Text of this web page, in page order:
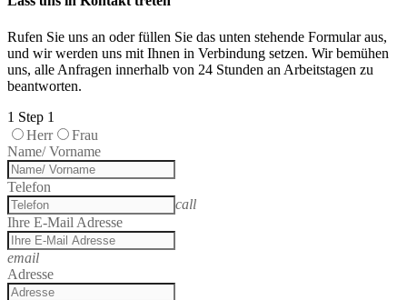
Rufen Sie uns an oder füllen Sie das unten stehende Formular aus,
und wir werden uns mit Ihnen in Verbindung setzen. Wir bemühen
uns, alle Anfragen innerhalb von 24 Stunden an Arbeitstagen zu
beantworten.
1 Step 1
Herr
Frau
Name/ Vorname
Telefon
call
Ihre E-Mail Adresse
email
Adresse